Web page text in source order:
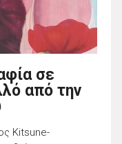
σε
από την
Kitsune-